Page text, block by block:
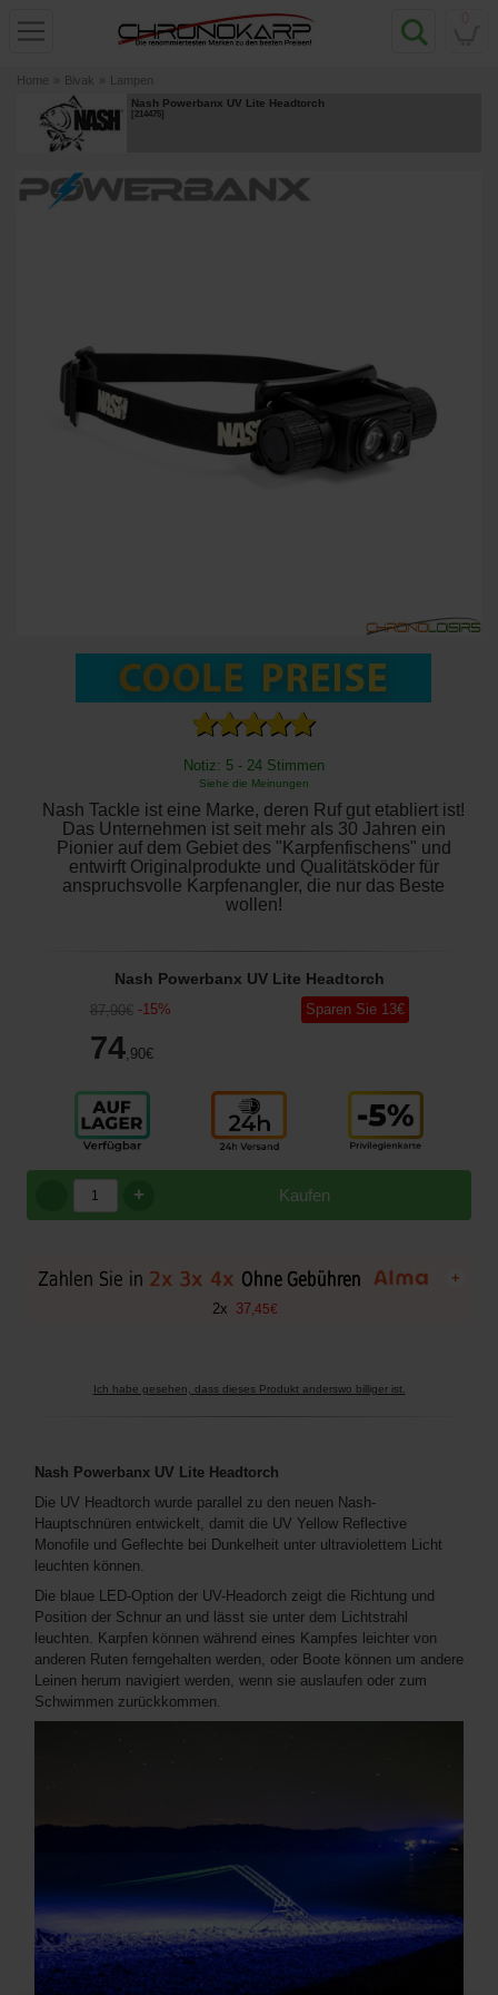
Home » Bivak » Lampen
Nash Powerbanx UV Lite Headtorch
[214475]
Notiz: 5 - 24 Stimmen
Siehe die Meinungen
Nash Tackle ist eine Marke, deren Ruf gut etabliert ist!
Das Unternehmen ist seit mehr als 30 Jahren ein
Pionier auf dem Gebiet des "Karpfenfischens" und
entwirft Originalprodukte und Qualitätsköder für
anspruchsvolle Karpfenangler, die nur das Beste
wollen!
Nash Powerbanx UV Lite Headtorch
87,90€ -15%
74,90€
Sparen Sie 13€
Kaufen
+
+
2x 37 45€
Ich habe gesehen, dass dieses Produkt anderswo billiger ist.
Nash Powerbanx UV Lite Headtorch
Die UV Headtorch wurde parallel zu den neuen Nash-
Hauptschnüren entwickelt, damit die UV Yellow Reflective
Monofile und Geflechte bei Dunkelheit unter ultraviolettem Licht
leuchten können.
Die blaue LED-Option der UV-Headorch zeigt die Richtung und
Position der Schnur an und lässt sie unter dem Lichtstrahl
leuchten. Karpfen können während eines Kampfes leichter von
anderen Ruten ferngehalten werden, oder Boote können um andere
Leinen herum navigiert werden, wenn sie auslaufen oder zum
Schwimmen zurückkommen.